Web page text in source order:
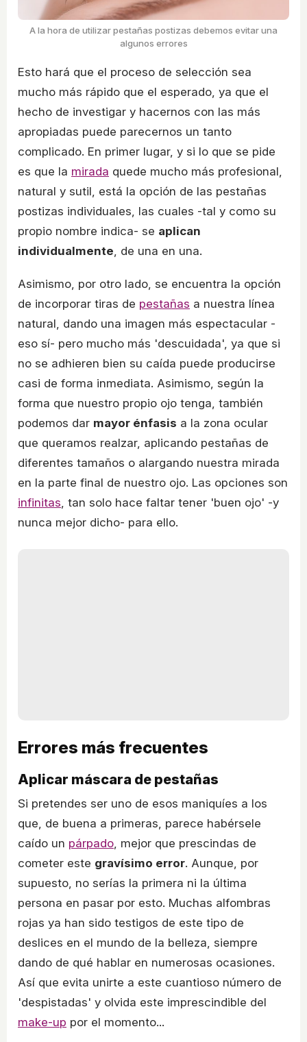
A la hora de utilizar pestañas postizas debemos evitar una
algunos errores
Esto hará que el proceso de selección sea
mucho más rápido que el esperado, ya que el
hecho de investigar y hacernos con las más
apropiadas puede parecernos un tanto
complicado. En primer lugar, y si lo que se pide
es que la mirada quede mucho más profesional,
natural y sutil, está la opción de las pestañas
postizas individuales, las cuales -tal y como su
propio nombre indica- se aplican
individualmente , de una en una.
Asimismo, por otro lado, se encuentra la opción
de incorporar tiras de pestañas a nuestra línea
natural, dando una imagen más espectacular -
eso sí- pero mucho más 'descuidada', ya que si
no se adhieren bien su caída puede producirse
casi de forma inmediata. Asimismo, según la
forma que nuestro propio ojo tenga, también
podemos dar mayor énfasis a la zona ocular
que queramos realzar, aplicando pestañas de
diferentes tamaños o alargando nuestra mirada
en la parte final de nuestro ojo. Las opciones son
infinitas , tan solo hace faltar tener 'buen ojo' -y
nunca mejor dicho- para ello.
Errores más frecuentes
Aplicar máscara de pestañas
Si pretendes ser uno de esos maniquíes a los
que, de buena a primeras, parece habérsele
caído un párpado , mejor que prescindas de
cometer este gravísimo error. Aunque, por
supuesto, no serías la primera ni la última
persona en pasar por esto. Muchas alfombras
rojas ya han sido testigos de este tipo de
deslices en el mundo de la belleza, siempre
dando de qué hablar en numerosas ocasiones.
Así que evita unirte a este cuantioso número de
'despistadas' y olvida este imprescindible del
make-up por el momento...